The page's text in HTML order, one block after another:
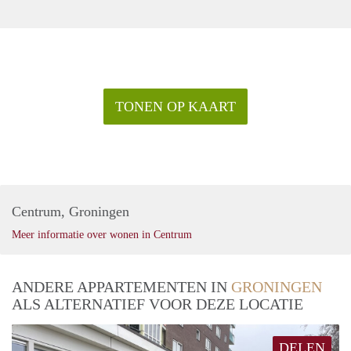
TONEN OP KAART
Centrum, Groningen
Meer informatie over wonen in Centrum
ANDERE APPARTEMENTEN IN GRONINGEN
ALS ALTERNATIEF VOOR DEZE LOCATIE
DELEN